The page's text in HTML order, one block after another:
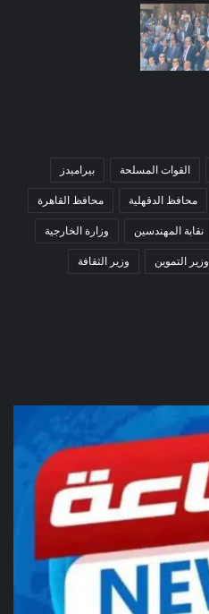
القوات المسلحة
بيراميدز
محافظ الدقهلية
محافظ القاهرة
نقابة المهندسين
وزارة الخارجية
وزير التموين
وزير الثقافة